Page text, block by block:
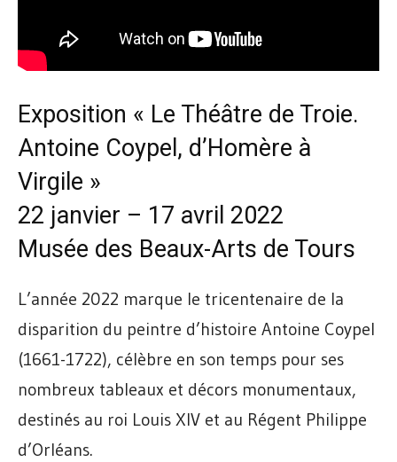
Exposition « Le Théâtre de Troie.
Antoine Coypel, d’Homère à
Virgile »
22 janvier – 17 avril 2022
Musée des Beaux-Arts de Tours
L’année 2022 marque le tricentenaire de la
disparition du peintre d’histoire Antoine Coypel
(1661-1722), célèbre en son temps pour ses
nombreux tableaux et décors monumentaux,
destinés au roi Louis XIV et au Régent Philippe
d’Orléans.